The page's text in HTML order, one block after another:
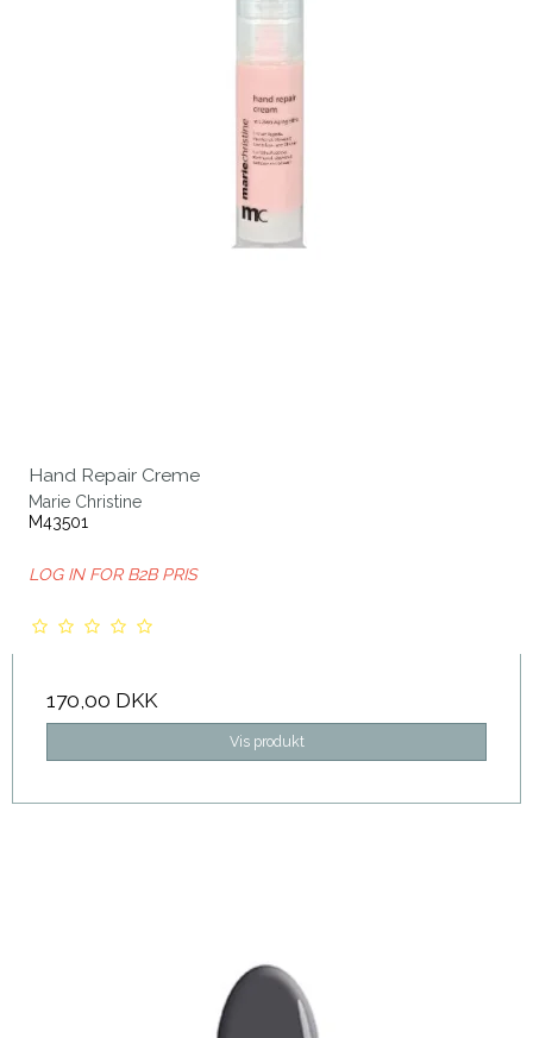
Hand Repair Creme
Marie Christine
M43501
LOG IN FOR B2B PRIS
170,00 DKK
Vis produkt